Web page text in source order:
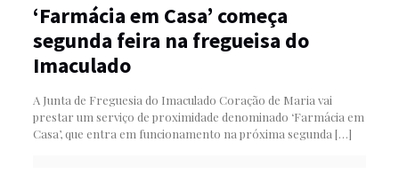
‘Farmácia em Casa’ começa
segunda feira na fregueisa do
Imaculado
A Junta de Freguesia do Imaculado Coração de Maria vai
prestar um serviço de proximidade denominado ‘Farmácia em
Casa’, que entra em funcionamento na próxima segunda […]